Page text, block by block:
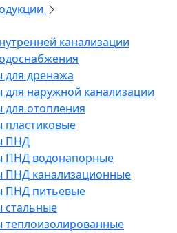
канализации
для дренажа
для наружной канализации
для отопления
пластиковые
ПНД
ПНД водонапорные
ПНД канализационные
ПНД питьевые
стальные
теплоизолированные